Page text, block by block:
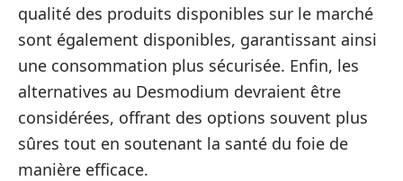
qualité des produits disponibles sur le marché
sont également disponibles, garantissant ainsi
une consommation plus sécurisée. Enfin, les
alternatives au Desmodium devraient être
considérées, offrant des options souvent plus
sûres tout en soutenant la santé du foie de
manière efficace.